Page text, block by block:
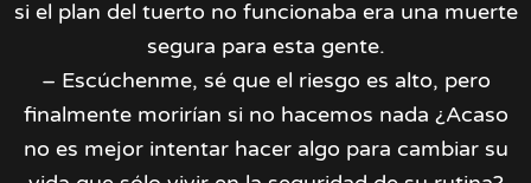
si el plan del tuerto no funcionaba era una muerte
segura para esta gente.
– Escúchenme, sé que el riesgo es alto, pero
finalmente morirían si no hacemos nada ¿Acaso
no es mejor intentar hacer algo para cambiar su